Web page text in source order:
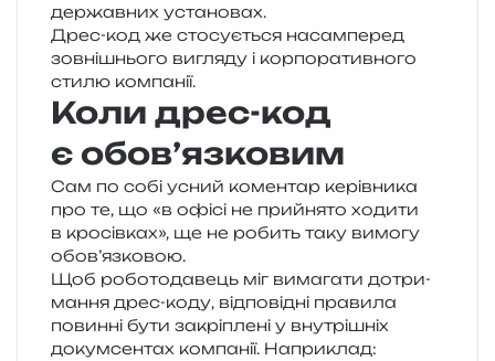
дер­жав­них установах.
Дрес-код же сто­су­є­ться насам­пе­ред
зов­ні­шньо­го вигля­ду і кор­по­ра­тив­но­го
стилю компанії.
Коли дрес-код
є обов’язковим
Сам по собі усний комен­тар керів­ни­ка
про те, що «в офісі не прийня­то ходи­ти
в кро­сів­ках», ще не робить таку вимо­гу
обов’язковою.
Щоб робо­то­да­вець міг вима­га­ти дотри­
ма­н­ня дрес-коду, від­по­від­ні пра­ви­ла
повин­ні бути закрі­пле­ні у вну­трі­шніх
докум­сен­тах ком­па­нії. Наприклад: